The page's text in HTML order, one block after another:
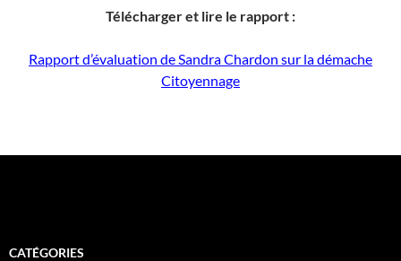
Télécharger et lire le rapport :
Rapport d’évaluation de Sandra Chardon sur la démache
Citoyennage
CATÉGORIES